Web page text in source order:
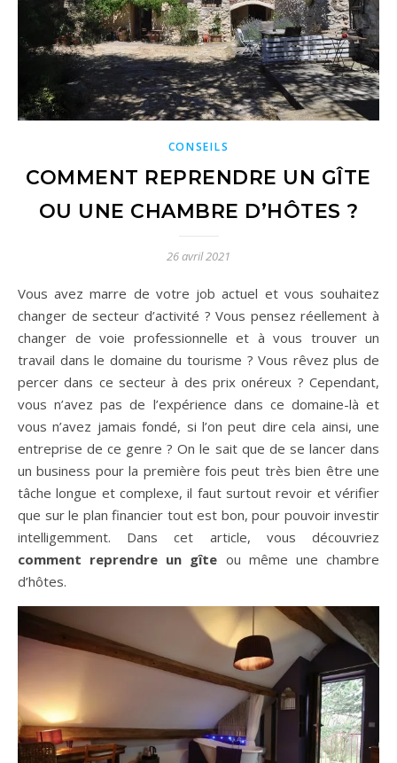
CONSEILS
COMMENT REPRENDRE UN GÎTE
OU UNE CHAMBRE D’HÔTES ?
26 avril 2021
Vous avez marre de votre job actuel et vous souhaitez
changer de secteur d’activité ? Vous pensez réellement à
changer de voie professionnelle et à vous trouver un
travail dans le domaine du tourisme ? Vous rêvez plus de
percer dans ce secteur à des prix onéreux ? Cependant,
vous n’avez pas de l’expérience dans ce domaine-là et
vous n’avez jamais fondé, si l’on peut dire cela ainsi, une
entreprise de ce genre ? On le sait que de se lancer dans
un business pour la première fois peut très bien être une
tâche longue et complexe, il faut surtout revoir et vérifier
que sur le plan financier tout est bon, pour pouvoir investir
intelligemment. Dans cet article, vous découvriez
comment reprendre un gîte ou même une chambre
d’hôtes.